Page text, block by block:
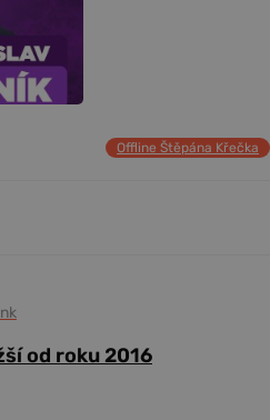
Offline Štěpána Křečka
od roku 2016